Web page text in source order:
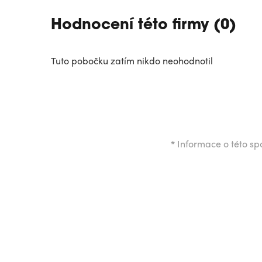
Hodnocení této firmy (0)
Tuto pobočku zatím nikdo neohodnotil
* Informace o této